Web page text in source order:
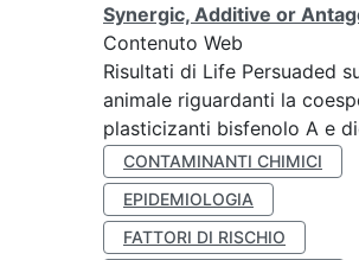
Synergic, Additive or
Contenuto Web
Risultati di Life Persuaded
animale riguardanti la
plasticizanti bisfenolo A e
CONTAMINANTI CHIMICI
EPIDEMIOLOGIA
FATTORI DI RISCHIO